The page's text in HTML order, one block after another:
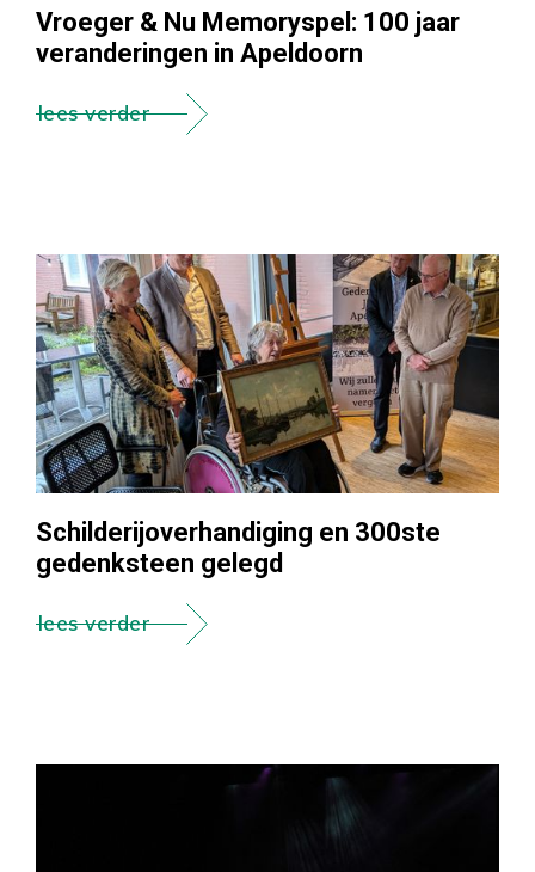
Vroeger & Nu Memoryspel: 100 jaar
veranderingen in Apeldoorn
lees verder
Schilderijoverhandiging en 300ste
gedenksteen gelegd
lees verder